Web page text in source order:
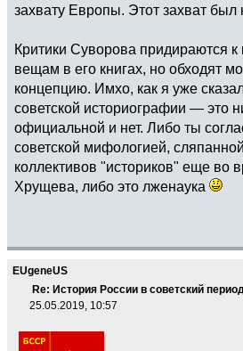
захвату Европы. Этот захват был
Критики Суворова придираются к
вещам в его книгах, но обходят
концепцию. Имхо, как я уже
советской историографии — это
официальной и нет. Либо ты
советской мифологией,
коллективов "историков" еще во
Хрущева, либо это лженаука
EUgeneUS
Re: История России в советский
25.05.2019, 10:57